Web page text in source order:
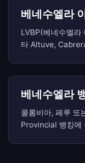
베네수엘라
LVBP(베네수엘
타 Altuve,
베네수엘라
콜롬비아, 페루
Provincial 뱅킹에